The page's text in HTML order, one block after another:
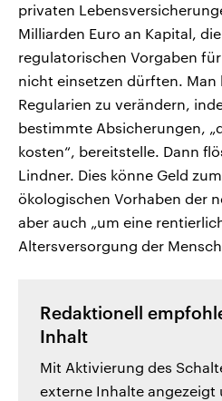
privaten
Milliarden Euro an Kapital,
regulatorischen Vorgaben
nicht einsetzen dürften. Man
Regularien zu verändern,
bestimmte Absicherungen,
kosten“, bereitstelle. Dann
Lindner. Dies könne Geld
ökologischen Vorhaben der
aber auch „um eine
Altersversorgung der
Redaktionell
Inhalt
Mit Aktivierung des
externe Inhalte angezeigt